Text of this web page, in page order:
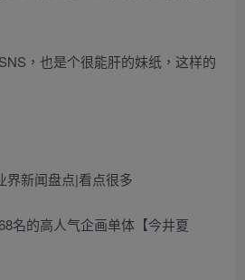
，也是个很能肝的妹纸，这样的
名的高人气企画单体【今井夏